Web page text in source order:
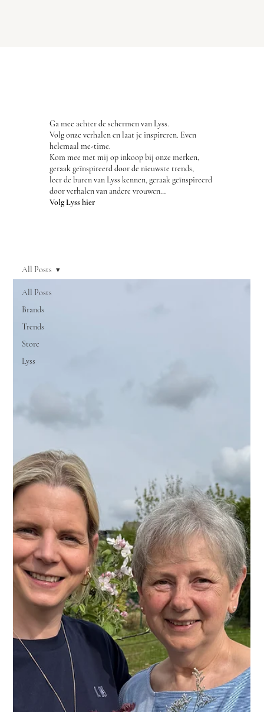
Ga mee achter de schermen van Lyss.
Volg onze verhalen en laat je inspireren. Even
helemaal me-time.
Kom mee met mij op inkoop bij onze merken,
geraak geïnspireerd door de nieuwste trends,
leer de buren van Lyss kennen, geraak geïnspireerd
door verhalen van andere vrouwen…
Volg Lyss hier
All Posts
Brands
Trends
Store
Lyss
All Posts